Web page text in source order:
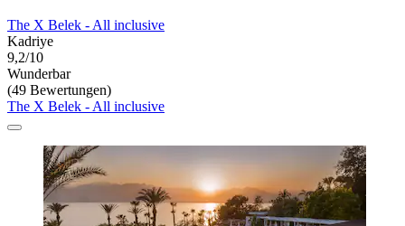
The X Belek - All inclusive
Kadriye
9,2/10
Wunderbar
(49 Bewertungen)
The X Belek - All inclusive